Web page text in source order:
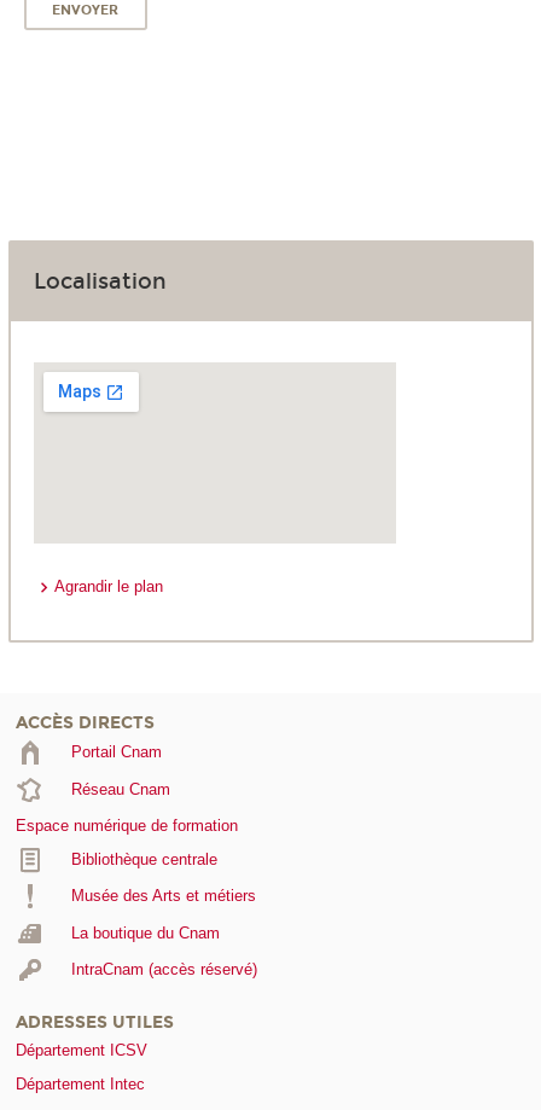
Localisation
Agrandir le plan
ACCÈS DIRECTS
Portail Cnam
Réseau Cnam
Espace numérique de formation
Bibliothèque centrale
Musée des Arts et métiers
La boutique du Cnam
IntraCnam (accès réservé)
ADRESSES UTILES
Département ICSV
Département Intec